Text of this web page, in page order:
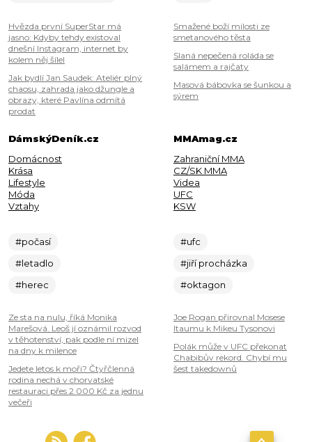
Hvězda první SuperStar má
jasno: Kdyby tehdy existoval
dnešní Instagram, internet by
kolem něj šílel
Jak bydlí Jan Saudek: Ateliér plný
chaosu, zahrada jako džungle a
obrazy, které Pavlína odmítá
prodat
Smažené boží milosti ze
smetanového těsta
Slaná nepečená roláda se
salámem a rajčaty
Masová bábovka se šunkou a
sýrem
DámskýDeník.cz
Domácnost
Krása
Lifestyle
Móda
Vztahy
#počasí
#letadlo
#herec
Ze sta na nulu, říká Monika
Marešová. Leoš jí oznámil rozvod
v těhotenství, pak podle ní mizel
na dny k milence
Jedete letos k moři? Čtyřčlenná
rodina nechá v chorvatské
restauraci přes 2 000 Kč za jednu
večeři
MMAmag.cz
Zahraniční MMA
CZ/SK MMA
Videa
UFC
KSW
#ufc
#jiří procházka
#oktagon
Joe Rogan přirovnal Mosese
Itaumu k Mikeu Tysonovi
Polák může v UFC překonat
Chabibův rekord. Chybí mu
šest takedownů